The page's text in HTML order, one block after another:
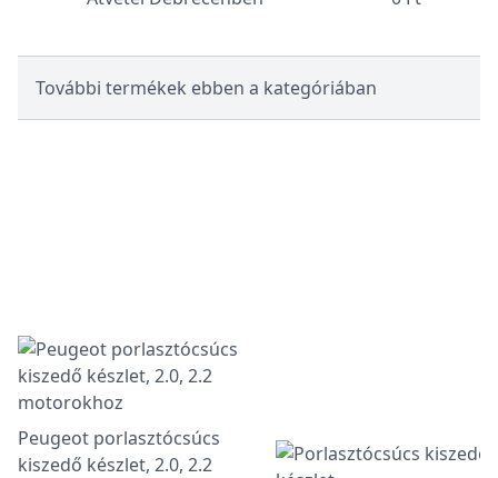
További termékek ebben a kategóriában
Peugeot porlasztócsúcs
kiszedő készlet, 2.0, 2.2